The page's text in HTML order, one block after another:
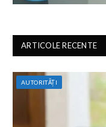
ARTICOLE RECENTE
AUTORITĂȚI